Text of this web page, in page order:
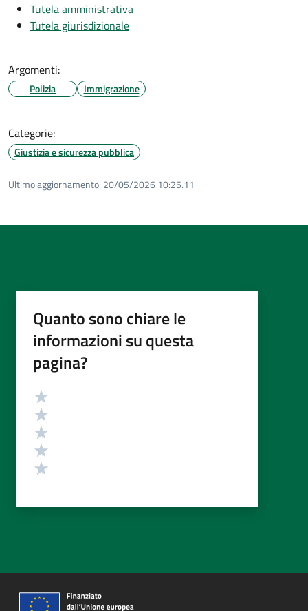
Tutela amministrativa
Tutela giurisdizionale
Argomenti:
Polizia Immigrazione
Categorie:
Giustizia e sicurezza pubblica
Ultimo aggiornamento: 20/05/2026 10:25.11
Quanto sono chiare le
informazioni su questa
pagina?
Valutazione